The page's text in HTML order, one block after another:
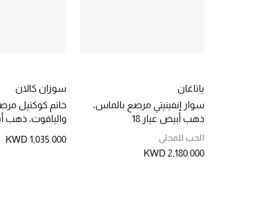
ياتاغان
سوار إنفينيتي مرصع بالماس،
ذهب أبيض عيار 18
الحب للمحلي
KWD 2,180.000
سوزان كالان
خاتم كوكتيل
والياقوت، ذهب
KWD 1,035.000